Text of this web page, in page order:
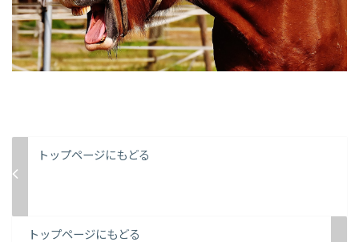
トップページにもどる
トップページにもどる